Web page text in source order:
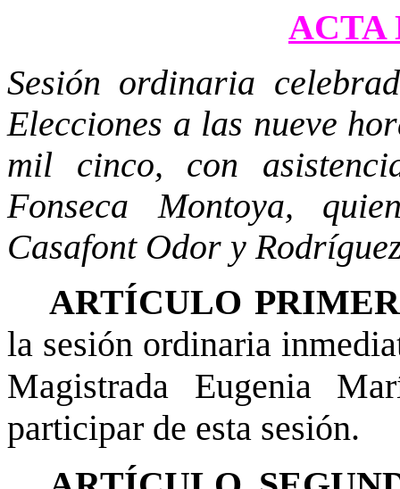
ACTA
Sesión ordinaria
Elecciones a las nueve
mil cinco, con
Fonseca Montoya,
Casafont Odor y
ARTÍCULO
la sesión ordinaria
Magistrada Eugenia
participar de esta sesión.